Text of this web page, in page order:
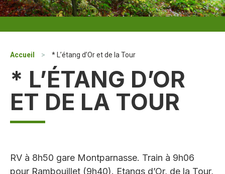
Accueil > * L’étang d’Or et de la Tour
* L’ÉTANG D’OR
ET DE LA TOUR
RV à 8h50 gare Montparnasse. Train à 9h06
pour Rambouillet (9h40). Etangs d’Or, de la Tour,